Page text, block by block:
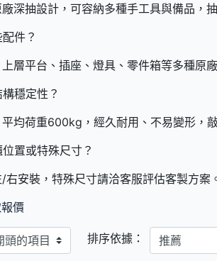
深抽設計，可容納多種手工具與備品，
件？
層平台、插座、燈具、零件箱等多種原
穩定性？
均荷重600kg，經久耐用、不易變形，
置或特殊尺寸？
安裝，特殊尺寸請洽客服評估客製方案
價
排序依據：